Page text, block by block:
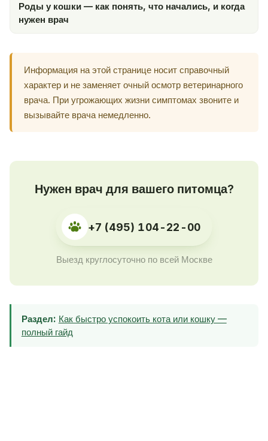
Роды у кошки — как понять, что начались, и когда
нужен врач
Информация на этой странице носит справочный
характер и не заменяет очный осмотр ветеринарного
врача. При угрожающих жизни симптомах звоните и
вызывайте врача немедленно.
Нужен врач для вашего питомца?
+7 (495) 104-22-00
Выезд круглосуточно по всей Москве
Раздел: Как быстро успокоить кота или кошку —
полный гайд